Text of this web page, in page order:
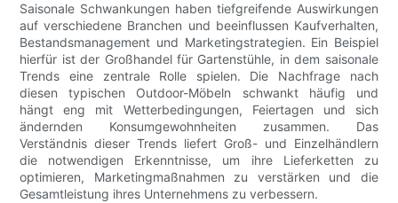
Saisonale Schwankungen haben tiefgreifende Auswirkungen
auf verschiedene Branchen und beeinflussen Kaufverhalten,
Bestandsmanagement und Marketingstrategien. Ein Beispiel
hierfür ist der Großhandel für Gartenstühle, in dem saisonale
Trends eine zentrale Rolle spielen. Die Nachfrage nach
diesen typischen Outdoor-Möbeln schwankt häufig und
hängt eng mit Wetterbedingungen, Feiertagen und sich
ändernden Konsumgewohnheiten zusammen. Das
Verständnis dieser Trends liefert Groß- und Einzelhändlern
die notwendigen Erkenntnisse, um ihre Lieferketten zu
optimieren, Marketingmaßnahmen zu verstärken und die
Gesamtleistung ihres Unternehmens zu verbessern.